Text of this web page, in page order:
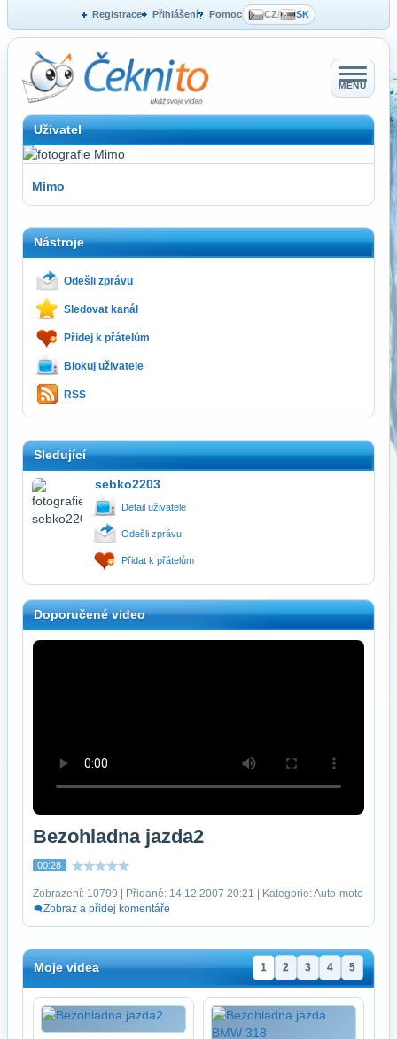
Registrace Přihlášení Pomoc CZ/ SK
MENU
Uživatel
Mimo
Nástroje
Odešli zprávu
Sledovat kanál
Přidej k přátelům
Blokuj uživatele
RSS
Sledující
sebko2203
Detail uživatele
Odešli zprávu
Přidat k přátelům
Doporučené video
Bezohladna jazda2
00:28
Zobrazení: 10799 | Přidané: 14.12.2007 20:21 | Kategorie: Auto-moto
Zobraz a přidej komentáře
Moje videa 1 2 3 4 5